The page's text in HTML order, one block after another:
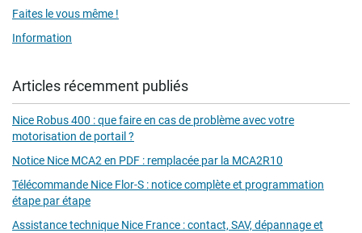
Faites le vous même !
Information
Articles récemment publiés
Nice Robus 400 : que faire en cas de problème avec votre
motorisation de portail ?
Notice Nice MCA2 en PDF : remplacée par la MCA2R10
Télécommande Nice Flor-S : notice complète et programmation
étape par étape
Assistance technique Nice France : contact, SAV, dépannage et